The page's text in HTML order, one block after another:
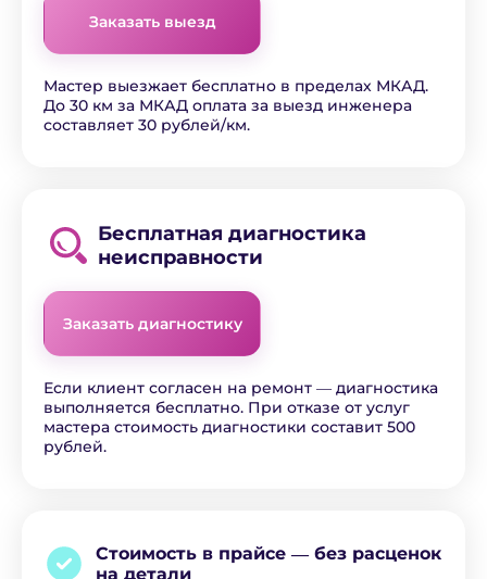
Заказать выезд
Мастер выезжает бесплатно в пределах МКАД.
До 30 км за МКАД оплата за выезд инженера
составляет 30 рублей/км.
Бесплатная диагностика
неисправности
Заказать диагностику
Если клиент согласен на ремонт ― диагностика
выполняется бесплатно. При отказе от услуг
мастера стоимость диагностики составит 500
рублей.
Стоимость в прайсе ― без расценок
на детали